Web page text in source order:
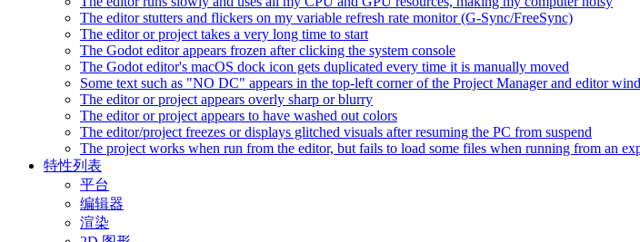
The editor stutters and flickers on my variable refresh rate monitor (G-Sync/FreeSync)
The editor or project takes a very long time to start
The Godot editor appears frozen after clicking the system console
The Godot editor's macOS dock icon gets duplicated every time it is manually moved
Some text such as "NO DC" appears in the top-left corner of the Project Manager and editor
The editor or project appears overly sharp or blurry
The editor or project appears to have washed out colors
The editor/project freezes or displays glitched visuals after resuming the PC from suspend
The project works when run from the editor, but fails to load some files when running from an
特性列表
平台
编辑器
渲染